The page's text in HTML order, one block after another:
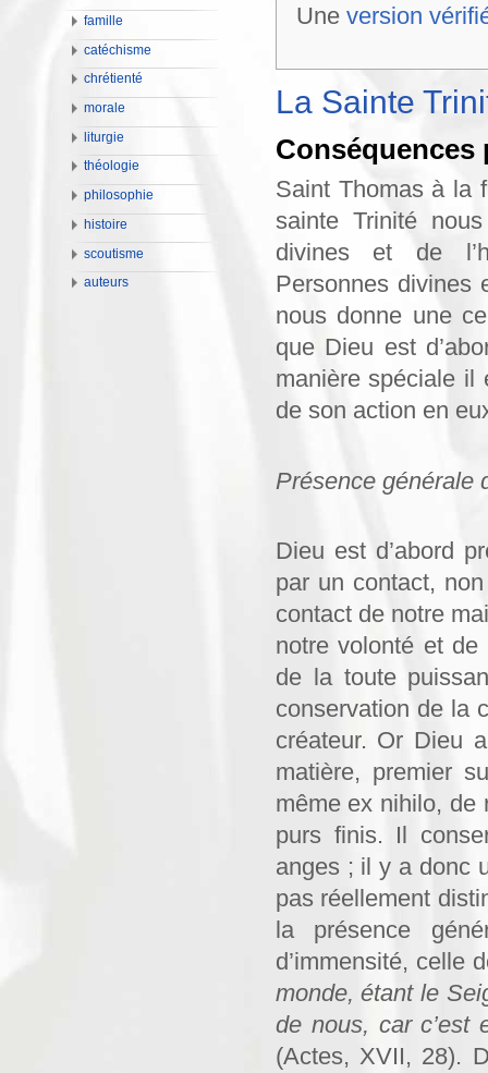
Uneversion
La Sainte
Conséquences
Saint Thomas à la
sainte Trinité
divines et de
Personnes divines
nous donne une
que Dieu est
manière spéciale il
de son action en
Présence générale
Dieu est d’abord
par un contact,
contact de notre
notre volonté et de
de la toute
conservation de la
créateur. Or Dieu
matière, premier
même ex nihilo, de
purs finis. Il
anges ; il y a donc
pas réellement
la présence
d’immensité, celle
monde, étant le
de nous, car c’est
(Actes, XVII, 28).
famille
catéchisme
chrétienté
morale
liturgie
théologie
philosophie
histoire
scoutisme
auteurs